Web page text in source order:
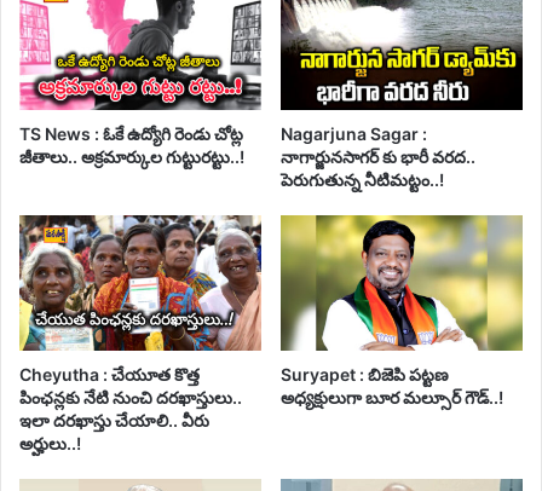
TS News : ఓకే ఉద్యోగి రెండు చోట్ల
జీతాలు.. అక్రమార్కుల గుట్టురట్టు..!
Nagarjuna Sagar :
నాగార్జునసాగర్ కు భారీ వరద..
పెరుగుతున్న నీటిమట్టం..!
Cheyutha : చేయూత కొత్త
పింఛన్లకు నేటి నుంచి దరఖాస్తులు..
ఇలా దరఖాస్తు చేయాలి.. వీరు
అర్హులు..!
Suryapet : బిజెపి పట్టణ
అధ్యక్షులుగా బూర మల్సూర్ గౌడ్..!